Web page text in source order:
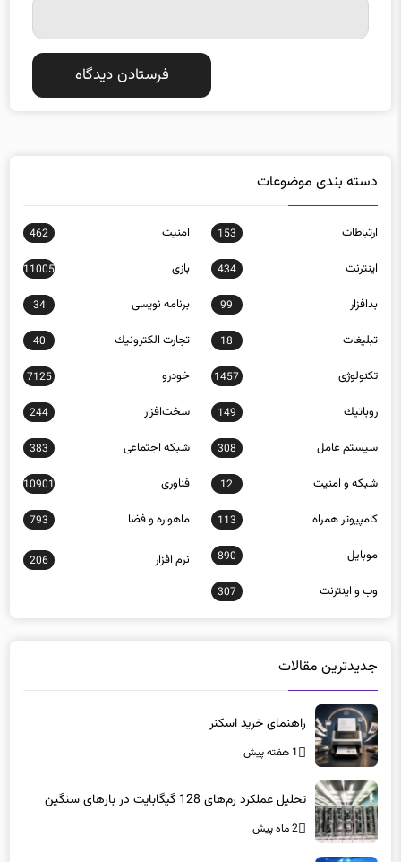
ایمیل
دسته بندی موضوعات
ارتباطات 153 امنيت 462
اينترنت 434 بازی 11005
بدافزار 99 برنامه نويسی 34
تبلیغات 18 تجارت الكترونيك 40
تکنولوژی 1457 خودرو 7125
149 سخت‌افزار 244
سيستم عامل 308 شبكه اجتماعی 383
شبكه و امنيت 12 فناوری 10901
كامپيوتر همراه 113
793
موبايل 890
جدیدترین مقالات
راهنمای خرید اسکنر
تحلیل عملکرد رم‌های 128 گیگابایت در بارهای سنگین